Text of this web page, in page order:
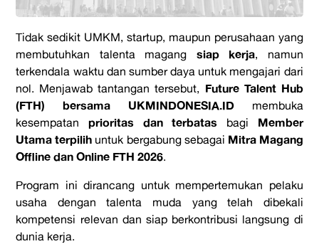
Tidak sedikit UMKM, startup, maupun perusahaan yang
membutuhkan talenta magang siap kerja, namun
terkendala waktu dan sumber daya untuk mengajari dari
nol. Menjawab tantangan tersebut, Future Talent Hub
(FTH) bersama UKMINDONESIA.ID
membuka
kesempatanprioritas dan terbatas bagi Member
Utama terpilih untuk bergabung sebagai Mitra Magang
Offline dan Online FTH 2026.
Program ini dirancang untuk mempertemukan pelaku
usaha dengan talenta muda yang telah dibekali
kompetensi relevan dan siap berkontribusi langsung di
dunia kerja.